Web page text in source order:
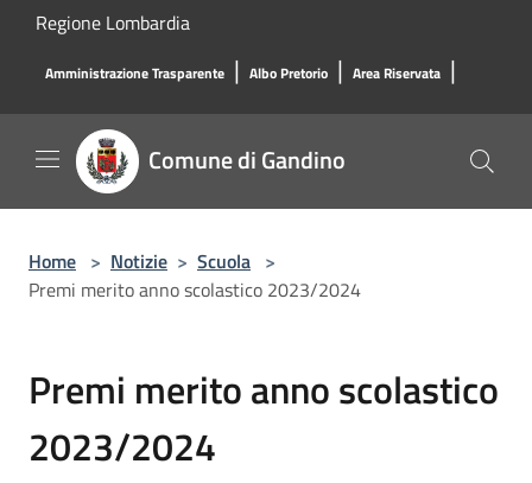
Salta al contenuto principale
Regione Lombardia
Amministrazione Trasparente | Albo Pretorio | Area Riservata |
Comune di Gandino
Home > Notizie > Scuola >
Premi merito anno scolastico 2023/2024
Premi merito anno scolastico
2023/2024